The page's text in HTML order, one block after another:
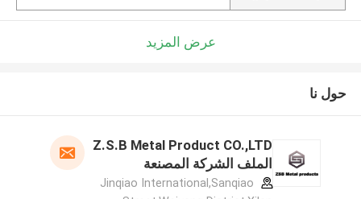
عرض المزيد
حول نا
Z.S.B Metal Product CO.,LTD
الملف الشركة المصنعة
Jinqiao International,Sanqiao